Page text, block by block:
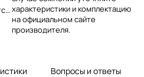
характеристики и комплектацию
на официальном сайте
производителя.
Вопросы и ответы